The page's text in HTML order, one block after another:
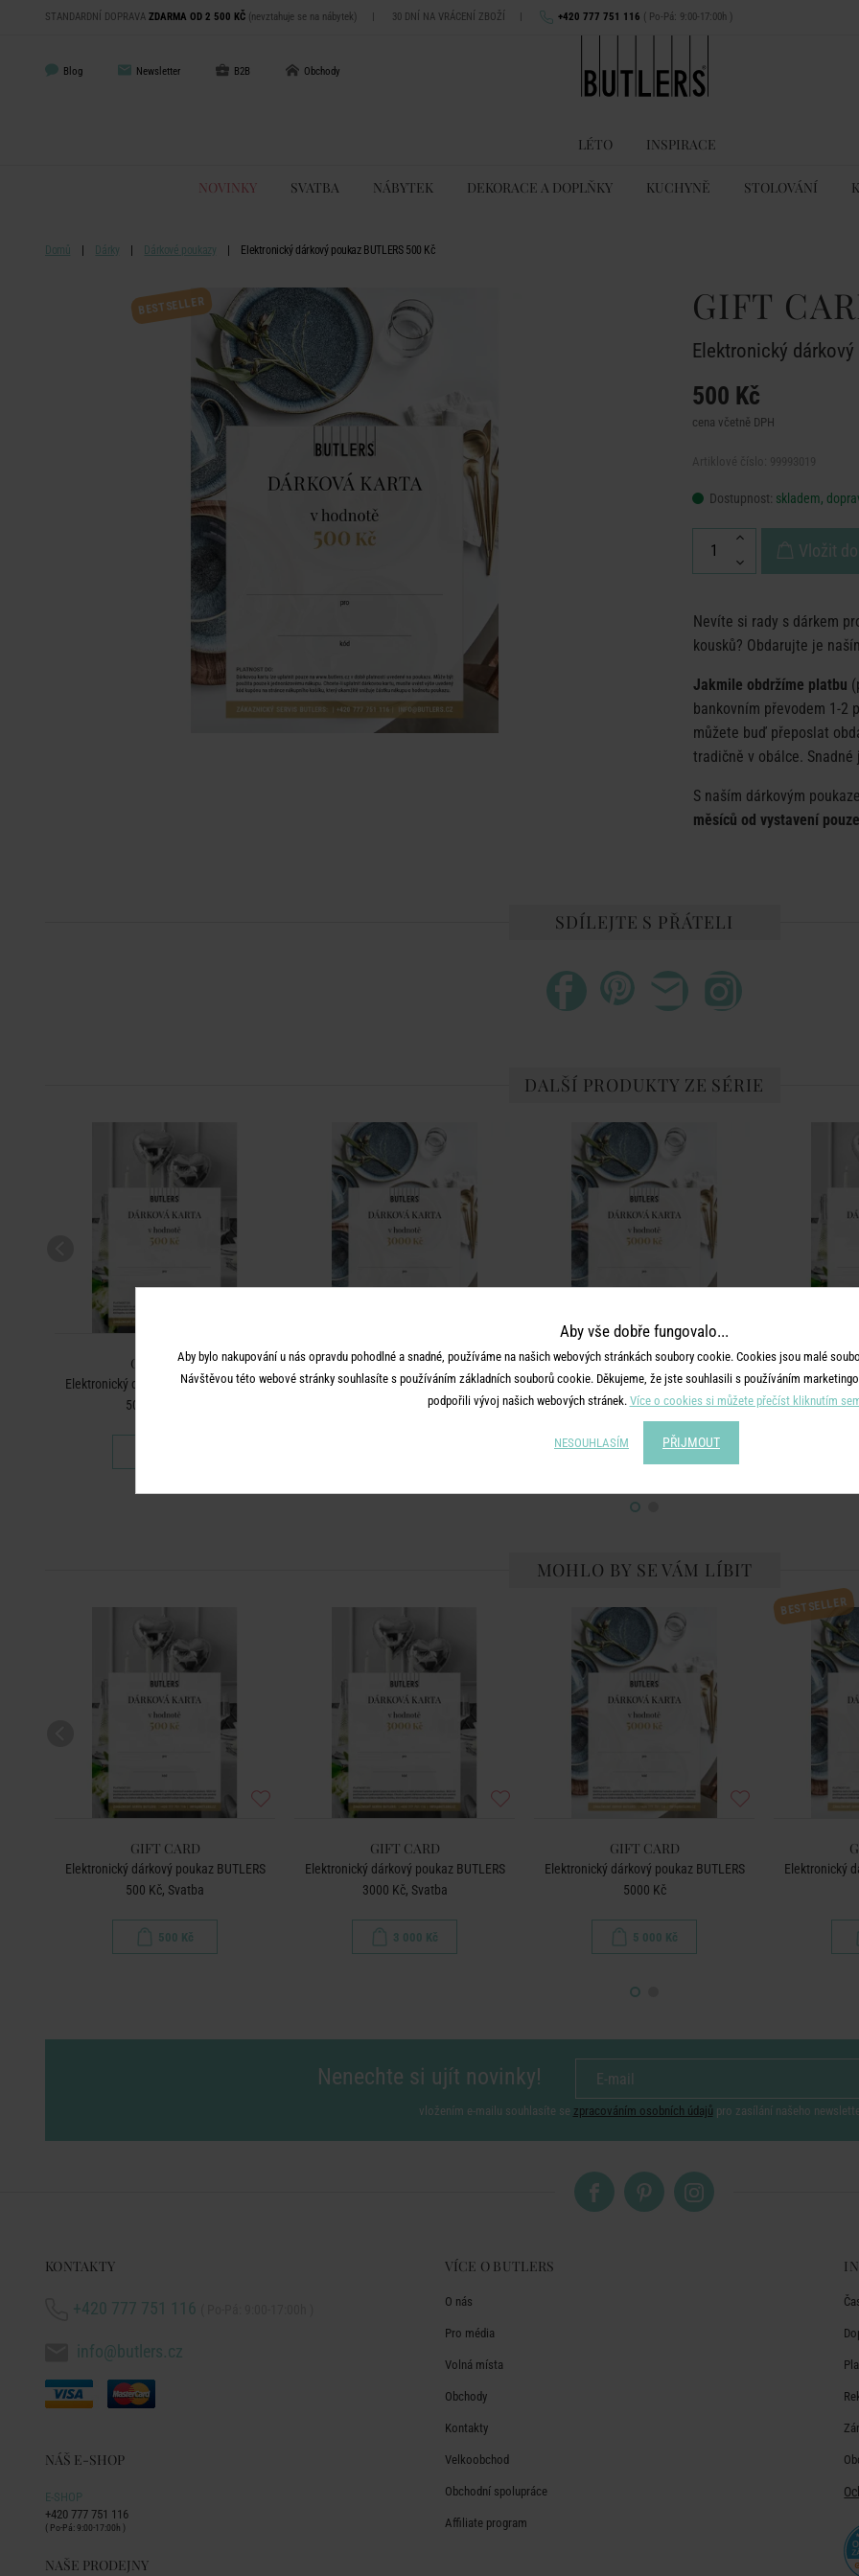
STANDARDNÍ DOPRAVA ZDARMA OD 2 500 KČ (nevztahuje se na nábytek) | 30 DNÍ NA VRÁCENÍ ZBOŽÍ | +420 777 751 116 ( Po-Pá: 9:00-17:00h )
Blog Newsletter B2B Obchody
LÉTO INSPIRACE
NOVINKY SVATBA NÁBYTEK DEKORACE A DOPLŇKY KUCHYNĚ STOLOVÁNÍ
Domů Dárky Dárkové poukazy Elektronický dárkový poukaz BUTLERS 500 Kč
BESTSELLER GIFT
Elektronický dárkový
500 Kč
cena včetně DPH
Dostupnost: skladem,
Vložit
Nevíte si rady s dárkem
kousků? Obdarujte je
Jakmile obdržíme platbu
bankovním převodem 1-2
můžete buď přeposlat
tradičně v obálce. Snadné
S naším dárkovým
měsíců od vystavení
SDÍLEJTE S PŘÁTELI
DALŠÍ PRODUKTY ZE SÉRIE
GIFT CARD
Elektronický dárkový poukaz BUTLERS
500 Kč, Svatba
GIFT CARD
Elektronický dárkový poukaz BUTLERS
GIFT CARD
Elektronický dárkový poukaz BUTLERS
5000 Kč
5 000 Kč
Elektronický
MOHLO BY SE VÁM LÍBIT
GIFT CARD
Elektronický dárkový poukaz BUTLERS
500 Kč, Svatba
500 Kč
GIFT CARD
Elektronický dárkový poukaz BUTLERS
3000 Kč, Svatba
3 000 Kč
GIFT CARD
Elektronický dárkový poukaz BUTLERS
5000 Kč
5 000 Kč
BESTSELLER
Elektronický
Nenechte si ujít novinky!
vložením e-mailu souhlasíte se zpracováním osobních údajů pro zasílání našeho
KONTAKTY
+420 777 751 116
info@butlers.cz
NÁŠ E-SHOP
E-SHOP
+420 777 751 116
( Po-Pá: 9:00-17:00h )
NAŠE PRODEJNY
VÍCE O BUTLERS
O nás
Pro média
Volná místa
Obchody
Kontakty
Velkoobchod
Obchodní spolupráce
Affiliate program
Aby vše dobře fungovalo...
Aby bylo nakupování u nás opravdu pohodlné a snadné, používáme na našich webových stránkách soubory cookie. Cookies jsou malé
Návštěvou této webové stránky souhlasíte s používáním základních souborů cookie. Děkujeme, že jste souhlasili s používáním
podpořili vývoj našich webových stránek. Více o cookies si můžete přečíst kliknutím
NESOUHLASÍM PŘIJMOUT